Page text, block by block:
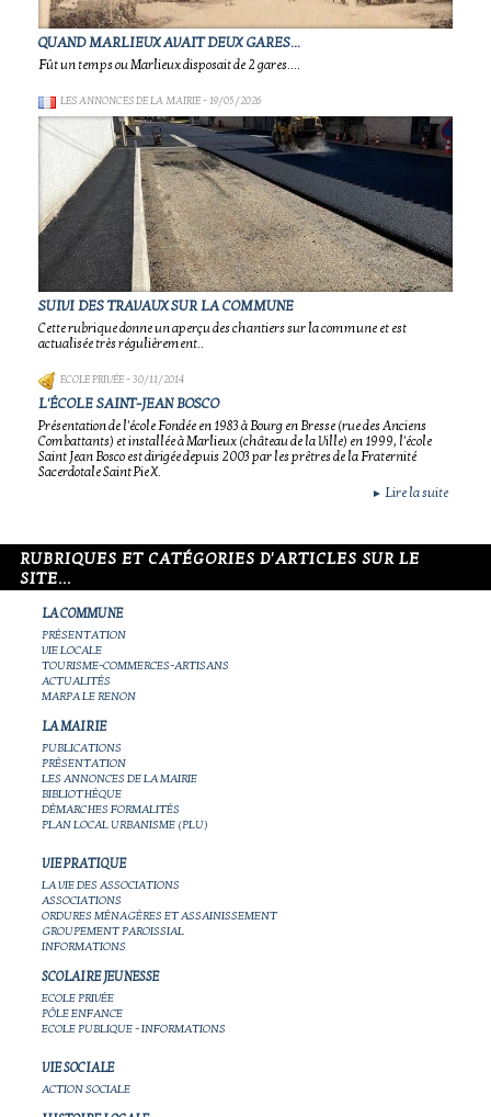
QUAND MARLIEUX AVAIT DEUX GARES...
Fût un temps ou Marlieux disposait de 2 gares....
LES ANNONCES DE LA MAIRIE- 19/05/2026
SUIVI DES TRAVAUX SUR LA COMMUNE
Cette rubrique donne un aperçu des chantiers sur la commune et est
actualisée très régulièrement..
ECOLE PRIVÉE- 30/11/2014
L'ÉCOLE SAINT-JEAN BOSCO
Présentation de l'école Fondée en 1983 à Bourg en Bresse (rue des Anciens
Combattants) et installée à Marlieux (château de la Ville) en 1999, l'école
Saint Jean Bosco est dirigée depuis 2003 par les prêtres de la Fraternité
Sacerdotale Saint Pie X.
► Lire la suite
RUBRIQUES ET CATÉGORIES D'ARTICLES SUR LE
SITE...
LA COMMUNE
PRÉSENTATION
VIE LOCALE
TOURISME-COMMERCES-ARTISANS
ACTUALITÉS
MARPA LE RENON
LA MAIRIE
PUBLICATIONS
PRÉSENTATION
LES ANNONCES DE LA MAIRIE
BIBLIOTHÈQUE
DÉMARCHES FORMALITÉS
PLAN LOCAL URBANISME (PLU)
VIE PRATIQUE
LA VIE DES ASSOCIATIONS
ASSOCIATIONS
ORDURES MÉNAGÈRES ET ASSAINISSEMENT
GROUPEMENT PAROISSIAL
INFORMATIONS
SCOLAIRE JEUNESSE
ECOLE PRIVÉE
PÔLE ENFANCE
ECOLE PUBLIQUE - INFORMATIONS
VIE SOCIALE
ACTION SOCIALE